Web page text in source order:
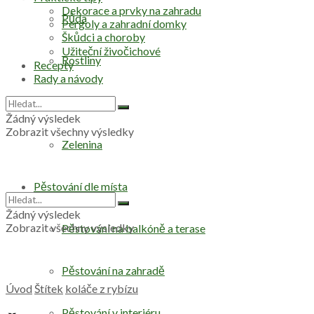
Půda
Rostliny
Zelenina
Pěstování dle místa
Pěstování na balkóně a terase
Pěstování na zahradě
Dekorace a prvky na zahradu
Pergoly a zahradní domky
Škůdci a choroby
Užiteční živočichové
Recepty
Rady a návody
Žádný výsledek
Zobrazit všechny výsledky
Žádný výsledek
Zobrazit všechny výsledky
Úvod Štítek koláče z rybízu